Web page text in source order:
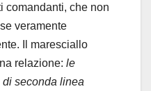
comandanti, che non
veramente
Il maresciallo
relazione: le
seconda linea